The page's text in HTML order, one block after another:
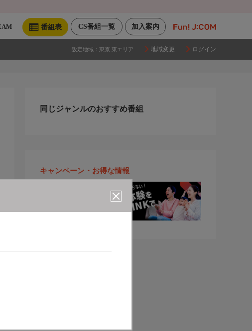
加入案内
CS番組一覧
番組表
設定地域： 東京 東エリア 地域変更 ログイン
同じジャンルのおすすめ番組
キャンペーン・お得な情報